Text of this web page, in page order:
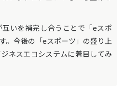
いを補完し合うことで「eスポ
。今後の「eスポーツ」の盛り上
ネスエコシステムに着目してみ